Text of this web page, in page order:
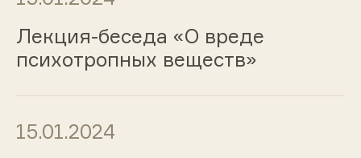
Лекция-беседа «О вреде
психотропных веществ»
15.01.2024